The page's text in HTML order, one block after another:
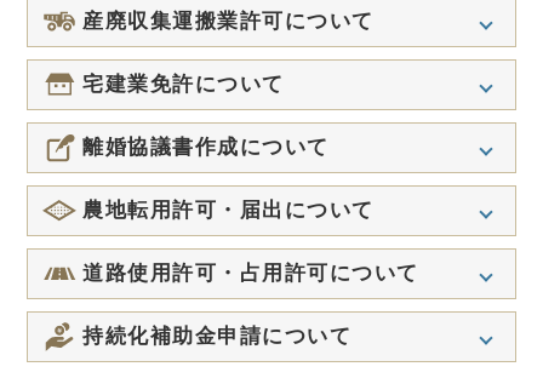
Q 依頼後のキャンセルや中止はできます
か？
Q
行政書士と弁護士、どちらに相談したら
良いか分かりません。
Q 行政書士ならどこに頼んでも同じです
か？
Q 業務を依頼したときの費用は後払いです
か？
Q 見積りは無料ですか？また、電話で見積
もりを依頼することはできますか？
Q 建設業許可の知事許可と大臣許可の違い
は何ですか？
Q 建設業許可を持っている個人事業主が法
人成りした場合、許可はどうなります
か？
Q 建設業許可を取得するには個人事業主で
も 社会保険に加入しなければなりません
か？
Q 特定建設業と一般建設業はどう違うので
すか？
Q 医療法人に利益剰余金が出た場合はどう
なりますか？
Q 2か月分の運転資金は全て現金で拠出し
なければなりませんか？
Q 医療法人の設立までにどれくらいの期間
がかかりますか？
産廃収集運搬業許可について
Q 収集運搬に使う予定の車両を他社と共用
しています。許可を受けることは可能で
すか？
Q 収集運搬に使用する容器に指定はありま
すか？
宅建業免許について
Q 個人で免許を持っていますが、法人成り
をした場合はどうなりますか？
Q 申請者の欠格要件はどのようなものです
か？
Q 他の法人と事務所を共有することはでき
ますか？
離婚協議書作成について
Q
夫婦双方で相談に行かなければなりませ
んか？
Q 夫婦間で全く話し合いができない状況で
す。相談できますか？
Q 公正証書にするには、公証人役場に行か
農地転用許可・届出について
Q 農振・農用地の除外申請にも対応してい
ますか？
Q 太陽光発電による売電収入を目的とした
道路使用許可・占用許可について
Q 道路占用許可、使用許可どちらかだけの
申請はお願いできますか？
持続化補助金申請について